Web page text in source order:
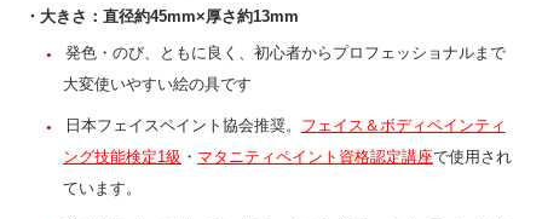
・大きさ：直径約45mm×厚さ約13mm
発色・のび、ともに良く、初心者からプロフェッショナルまで
大変使いやすい絵の具です
日本フェイスペイント協会推奨。 フェイス＆ボディペインティ
ング技能検定1級 ・ マタニティペイント資格認定講座で使用され
ています。